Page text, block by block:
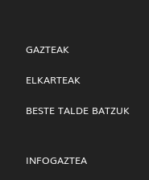
GAZTEAK
ELKARTEAK
BESTE TALDE BATZUK
INFOGAZTEA